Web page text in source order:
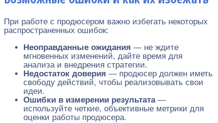
При работе с продюсером важно избегать некоторых
распространенных ошибок:
Неоправданные ожидания — не ждите
мгновенных изменений, дайте время для
анализа и внедрения стратегии.
Недостаток доверия — продюсер должен иметь
свободу действий, чтобы реализовывать свои
идеи.
Ошибки в измерении результата—
используйте четкие, объективные метрики для
оценки работы продюсера.